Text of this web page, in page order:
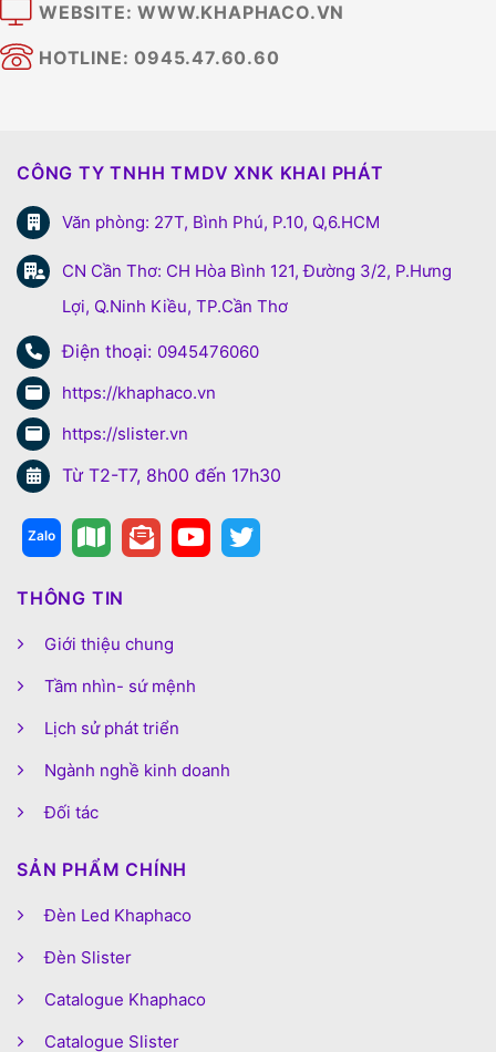
WEBSITE: WWW.KHAPHACO.VN
HOTLINE: 0945.47.60.60
CÔNG TY TNHH TMDV XNK KHAI PHÁT
Văn phòng: 27T, Bình Phú, P.10, Q,6.HCM
CN Cần Thơ: CH Hòa Bình 121, Đường 3/2, P.Hưng
Lợi, Q.Ninh Kiều, TP.Cần Thơ
Điện thoại: 0945476060
https://khaphaco.vn
https://slister.vn
Từ T2-T7, 8h00 đến 17h30
THÔNG TIN
Giới thiệu chung
Tầm nhìn- sứ mệnh
Lịch sử phát triển
Ngành nghề kinh doanh
Đối tác
SẢN PHẨM CHÍNH
Đèn Led Khaphaco
Đèn Slister
Catalogue Khaphaco
Catalogue Slister